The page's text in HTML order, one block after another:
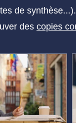
de synthèse...).
des copies